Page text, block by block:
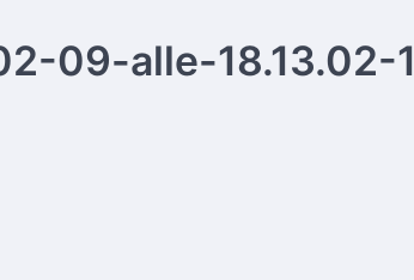
09-alle-18.13.02-1